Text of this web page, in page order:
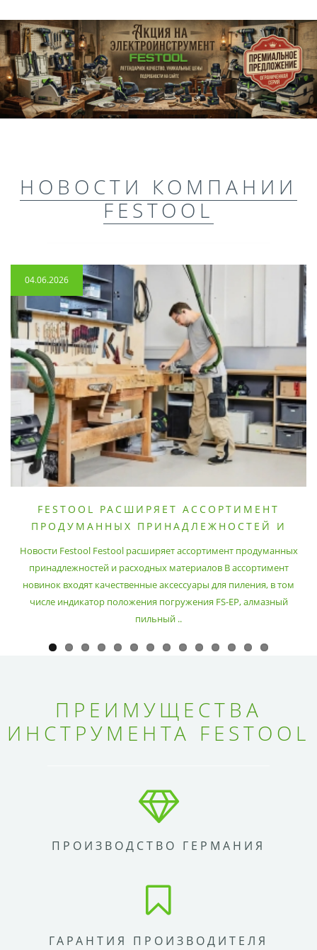
НОВОСТИ КОМПАНИИ
FESTOOL
04.06.2026
FESTOOL РАСШИРЯЕТ АССОРТИМЕНТ
ПРОДУМАННЫХ ПРИНАДЛЕЖНОСТЕЙ И
Новости Festool Festool расширяет ассортимент продуманных
принадлежностей и расходных материалов В ассортимент
новинок входят качественные аксессуары для пиления, в том
числе индикатор положения погружения FS-EP, алмазный
пильный ..
ПРЕИМУЩЕСТВА
ИНСТРУМЕНТА FESTOOL
ПРОИЗВОДСТВО ГЕРМАНИЯ
ГАРАНТИЯ ПРОИЗВОДИТЕЛЯ